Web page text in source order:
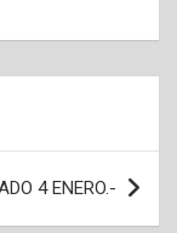
4 ENERO.-